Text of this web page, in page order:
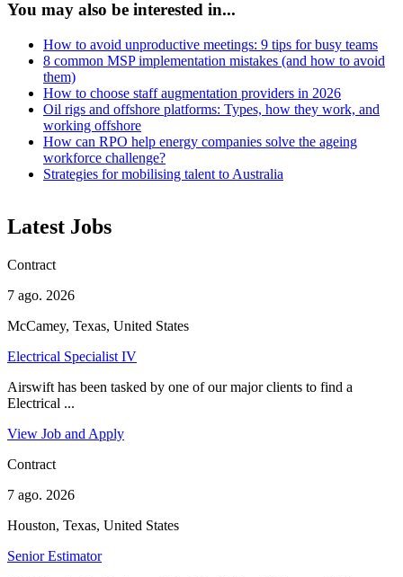
You may also be interested in...
How to avoid unproductive meetings: 9 tips for busy teams
8 common MSP implementation mistakes (and how to avoid
them)
How to choose staff augmentation providers in 2026
Oil rigs and offshore platforms: Types, how they work, and
working offshore
How can RPO help energy companies solve the ageing
workforce challenge?
Strategies for mobilising talent to Australia
Latest Jobs
Contract
7 ago. 2026
McCamey, Texas, United States
Electrical Specialist IV
Airswift has been tasked by one of our major clients to find a
Electrical ...
View Job and Apply
Contract
7 ago. 2026
Houston, Texas, United States
Senior Estimator